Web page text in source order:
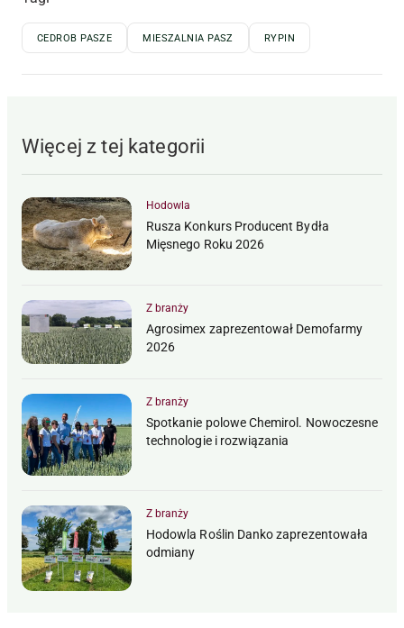
CEDROB PASZE MIESZALNIA PASZ RYPIN
Więcej z tej kategorii
Hodowla
Rusza Konkurs Producent Bydła
Mięsnego Roku 2026
Z branży
Agrosimex zaprezentował Demofarmy
2026
Z branży
Spotkanie polowe Chemirol. Nowoczesne
technologie i rozwiązania
Z branży
Hodowla Roślin Danko zaprezentowała
odmiany